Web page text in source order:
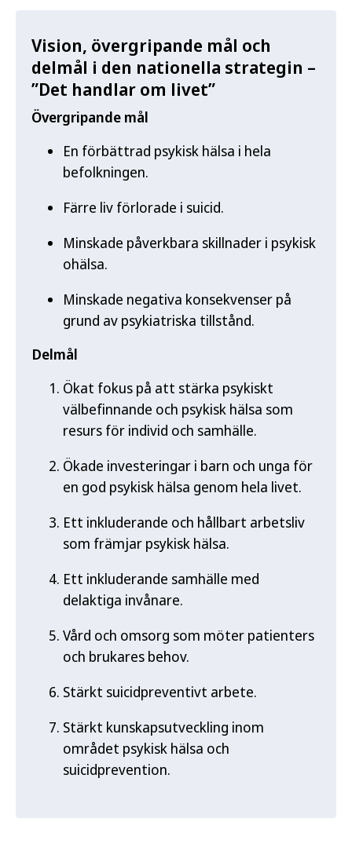
Vision, övergripande mål och
delmål i den nationella strategin –
”Det handlar om livet”
Övergripande mål
En förbättrad psykisk hälsa i hela
befolkningen.
Färre liv förlorade i suicid.
Minskade påverkbara skillnader i psykisk
ohälsa.
Minskade negativa konsekvenser på
grund av psykiatriska tillstånd.
Delmål
Ökat fokus på att stärka psykiskt
välbefinnande och psykisk hälsa som
resurs för individ och samhälle.
Ökade investeringar i barn och unga för
en god psykisk hälsa genom hela livet.
Ett inkluderande och hållbart arbetsliv
som främjar psykisk hälsa.
Ett inkluderande samhälle med
delaktiga invånare.
Vård och omsorg som möter patienters
och brukares behov.
Stärkt suicidpreventivt arbete.
Stärkt kunskapsutveckling inom
området psykisk hälsa och
suicidprevention.